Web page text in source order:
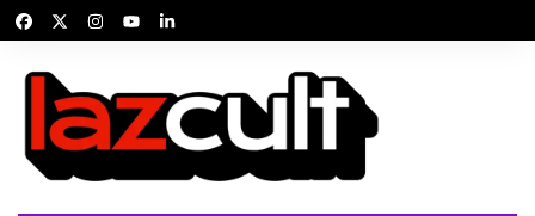
para
conteúdo